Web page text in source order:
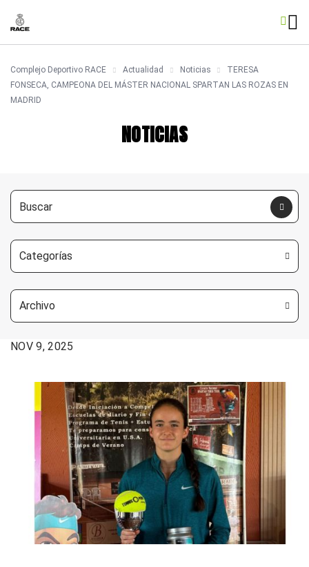
Complejo Deportivo RACE Actualidad Noticias
TERESA
FONSECA, CAMPEONA DEL MÁSTER NACIONAL SPARTAN LAS ROZAS EN
MADRID
NOTICIAS
Categorías
Archivo
FECHA:
NOV 9, 2025